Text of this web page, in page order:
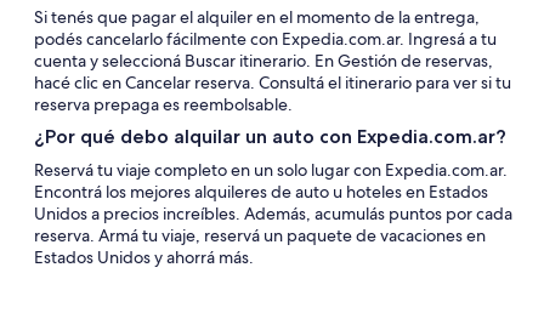
Si tenés que pagar el alquiler en el momento de la entrega,
podés cancelarlo fácilmente con Expedia.com.ar. Ingresá a tu
cuenta y seleccioná Buscar itinerario. En Gestión de reservas,
hacé clic en Cancelar reserva. Consultá el itinerario para ver si tu
reserva prepaga es reembolsable.
¿Por qué debo alquilar un auto con Expedia.com.ar?
Reservá tu viaje completo en un solo lugar con Expedia.com.ar.
Encontrá los mejores alquileres de auto u hoteles en Estados
Unidos a precios increíbles. Además, acumulás puntos por cada
reserva. Armá tu viaje, reservá un paquete de vacaciones en
Estados Unidos y ahorrá más.